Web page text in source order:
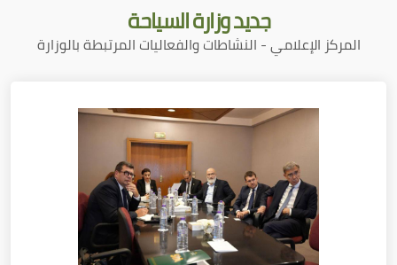
جديدوزارة السياحة
المركز الإعلامي - النشاطات والفعاليات المرتبطة بالوزارة